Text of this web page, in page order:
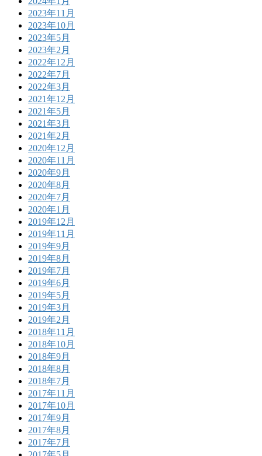
2023年11月
2023年10月
2023年5月
2023年2月
2022年12月
2022年7月
2022年3月
2021年12月
2021年5月
2021年3月
2021年2月
2020年12月
2020年11月
2020年9月
2020年8月
2020年7月
2020年1月
2019年12月
2019年11月
2019年9月
2019年8月
2019年7月
2019年6月
2019年5月
2019年3月
2019年2月
2018年11月
2018年10月
2018年9月
2018年8月
2018年7月
2017年11月
2017年10月
2017年9月
2017年8月
2017年7月